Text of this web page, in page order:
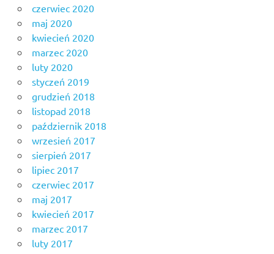
czerwiec 2020
maj 2020
kwiecień 2020
marzec 2020
luty 2020
styczeń 2019
grudzień 2018
listopad 2018
październik 2018
wrzesień 2017
sierpień 2017
lipiec 2017
czerwiec 2017
maj 2017
kwiecień 2017
marzec 2017
luty 2017